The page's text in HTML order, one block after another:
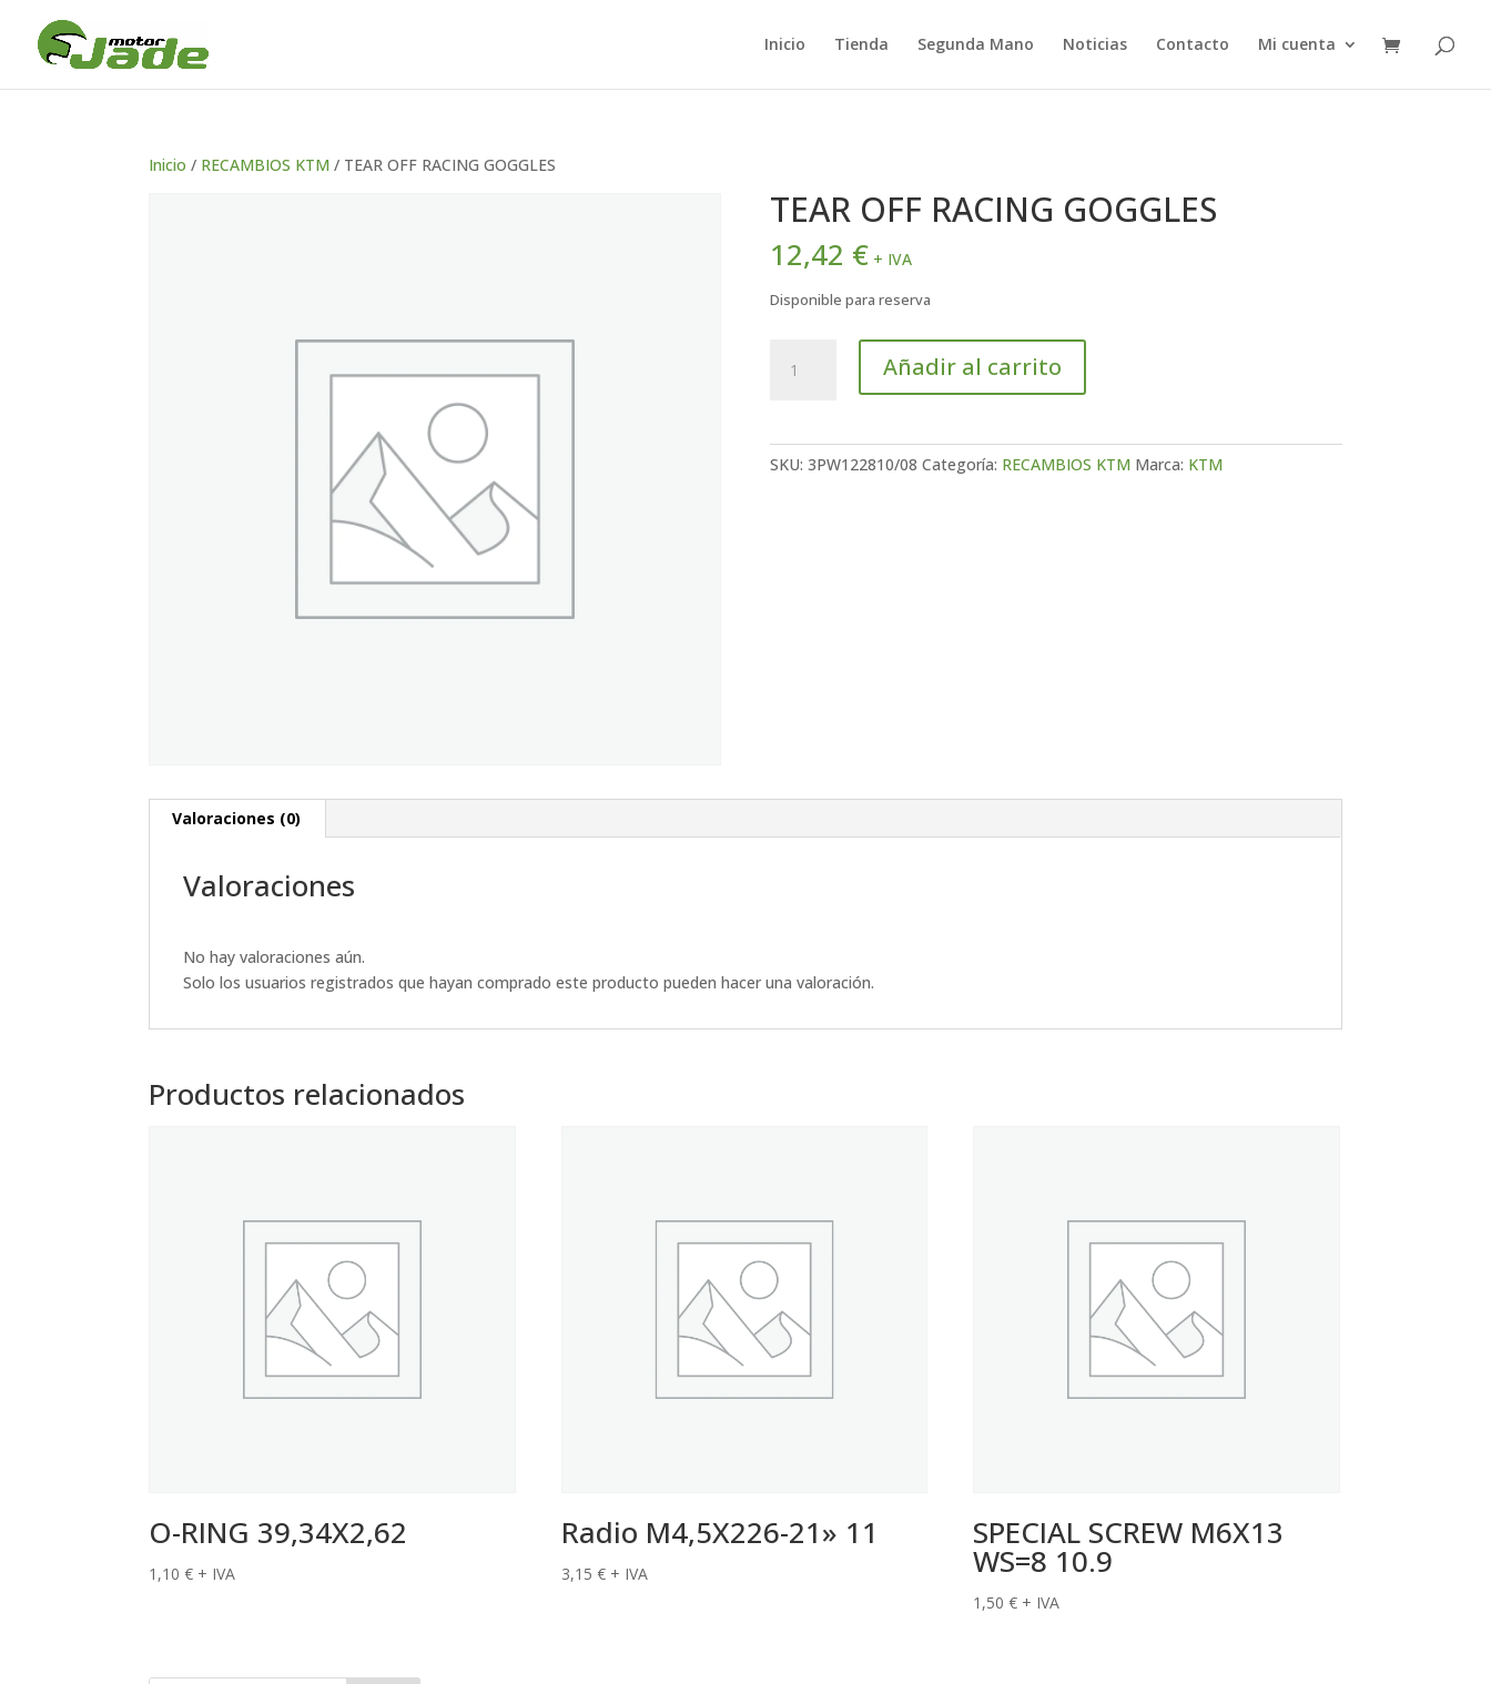
Inicio Tienda Segunda Mano Noticias Contacto Mi cuenta
Inicio / RECAMBIOS KTM / TEAR OFF RACING GOGGLES
TEAR OFF RACING GOGGLES
12,42 € + IVA
Disponible para reserva
OFF
Añadir al carrito
SKU: 3PW122810/08 Categoría: RECAMBIOS KTM Marca: KTM
Valoraciones (0)
Valoraciones
No hay valoraciones aún.
Solo los usuarios registrados que hayan comprado este producto pueden hacer una valoración.
Productos relacionados
O-RING 39,34X2,62
1,10€ + IVA
Radio M4,5X226-21» 11
3,15 € + IVA
SPECIAL SCREW M6X13
WS=8 10.9
1,50€ + IVA